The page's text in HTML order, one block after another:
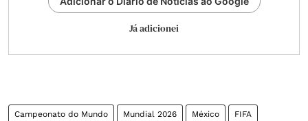
Já adicionei
Campeonato do Mundo Mundial 2026 México FIFA